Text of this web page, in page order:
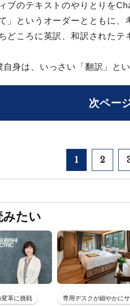
ブのテキストのやりとりを
」というオーダーとともに
どころに英訳、和訳されたテ
自身は、いっさい「翻訳」と
次ペー
1 2
たい
革に挑戦 専用デスクが細やかに